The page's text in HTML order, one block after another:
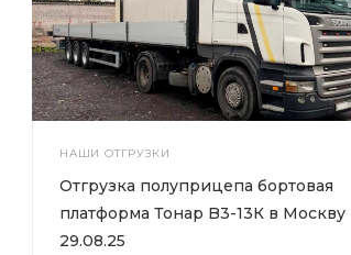
НАШИ ОТГРУЗКИ
Отгрузка полуприцепа бортовая
платформа Тонар B3-13К в Москву
29.08.25